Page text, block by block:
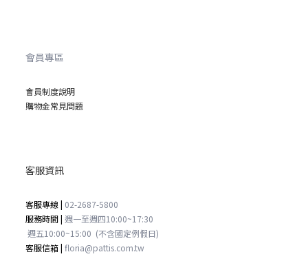
會員專區
會員制度說明
購物金常見問題
客服資訊
客服專線 | 02-2687-5800
服務時間 | 週一至週四10:00~17:30
週五10:00~15:00 (不含國定例假日)
客服信箱 | floria@pattis.com.tw